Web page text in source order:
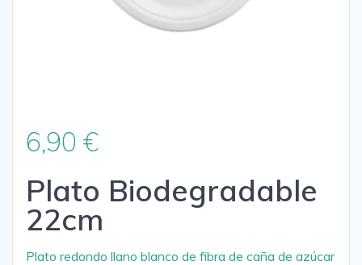
6,90 €
Plato Biodegradable
22cm
Plato redondo llano blanco de fibra de caña de azúcar